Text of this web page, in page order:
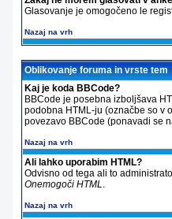
Glasovanje je omogočeno le
Nazaj na vrh
Oblikovanje foruma in vrste tem
Kaj je koda BBCode?
BBCode je posebna izboljšava
podobna HTML-ju (označbe so v
povezavo BBCode (ponavadi se
Nazaj na vrh
Ali lahko uporabim HTML?
Odvisno od tega ali to
Onemogoči HTML.
Nazaj na vrh